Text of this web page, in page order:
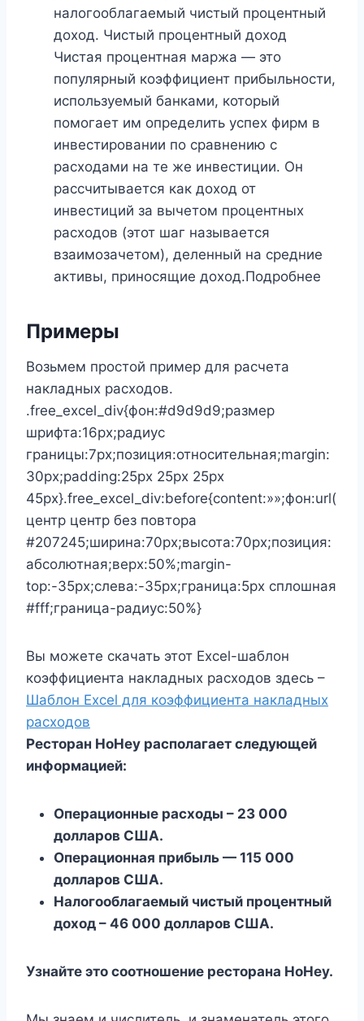
налогооблагаемый чистый процентный
доход. Чистый процентный доход
Чистая процентная маржа — это
популярный коэффициент прибыльности,
используемый банками, который
помогает им определить успех фирм в
инвестировании по сравнению с
расходами на те же инвестиции. Он
рассчитывается как доход от
инвестиций за вычетом процентных
расходов (этот шаг называется
взаимозачетом), деленный на средние
активы, приносящие доход.Подробнее
Примеры
Возьмем простой пример для расчета
накладных расходов.
.free_excel_div{фон:#d9d9d9;размер
шрифта:16px;радиус
границы:7px;позиция:относительная;margin:
30px;padding:25px 25px 25px
45px}.free_excel_div:before{content:»»;фон:url(
центр центр без повтора
#207245;ширина:70px;высота:70px;позиция:
абсолютная;верх:50%;margin-
top:-35px;слева:-35px;граница:5px сплошная
#fff;граница-радиус:50%}
Вы можете скачать этот Excel-шаблон
коэффициента накладных расходов здесь –
Шаблон Excel для коэффициента накладных
расходов
Ресторан HoHey располагает следующей
информацией:
Операционные расходы – 23 000
долларов США.
Операционная прибыль — 115 000
долларов США.
Налогооблагаемый чистый процентный
доход – 46 000 долларов США.
Узнайте это соотношение ресторана HoHey.